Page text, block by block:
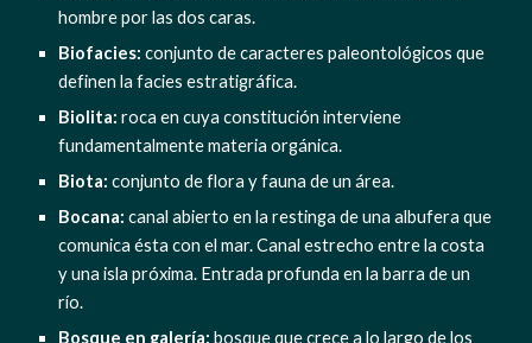
hombre por las dos caras.
Biofacies: conjunto de caracteres paleontológicos que
definen la facies estratigráfica.
Biolita: roca en cuya constitución interviene
fundamentalmente materia orgánica.
Biota: conjunto de flora y fauna de un área.
Bocana: canal abierto en la restinga de una albufera que
comunica ésta con el mar. Canal estrecho entre la costa
y una isla próxima. Entrada profunda en la barra de un
río.
Bosque en galería: bosque que crece a lo largo de los